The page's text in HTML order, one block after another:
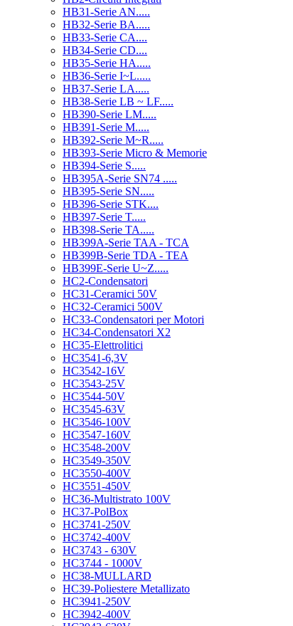
HB31-Serie AN.....
HB32-Serie BA.....
HB33-Serie CA....
HB34-Serie CD....
HB35-Serie HA.....
HB36-Serie I~L.....
HB37-Serie LA.....
HB38-Serie LB ~ LF.....
HB390-Serie LM.....
HB391-Serie M.....
HB392-Serie M~R.....
HB393-Serie Micro & Memorie
HB394-Serie S.....
HB395A-Serie SN74 .....
HB395-Serie SN.....
HB396-Serie STK....
HB397-Serie T.....
HB398-Serie TA.....
HB399A-Serie TAA - TCA
HB399B-Serie TDA - TEA
HB399E-Serie U~Z.....
HC2-Condensatori
HC31-Ceramici 50V
HC32-Ceramici 500V
HC33-Condensatori per Motori
HC34-Condensatori X2
HC35-Elettrolitici
HC3541-6,3V
HC3542-16V
HC3543-25V
HC3544-50V
HC3545-63V
HC3546-100V
HC3547-160V
HC3548-200V
HC3549-350V
HC3550-400V
HC3551-450V
HC36-Multistrato 100V
HC37-PolBox
HC3741-250V
HC3742-400V
HC3743 - 630V
HC3744 - 1000V
HC38-MULLARD
HC39-Poliestere Metallizato
HC3941-250V
HC3942-400V